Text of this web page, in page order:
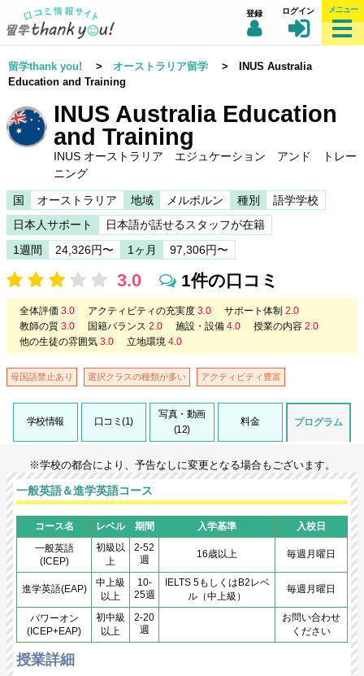
登録 ログイン メニュー
留学thank you! > オーストラリア留学 > INUS Australia
Education and Training
INUS Australia Education
and Training
INUS オーストラリア エジュケーション アンド トレー
ニング
国 オーストラリア 地域 メルボルン 種別
語学学校
日本人サポート
日本語が話せるスタッフが在籍
1週間
24,326円〜 1ヶ月 97,306円〜
3.0 1件の口コミ
全体評価 3.0 アクティビティの充実度 3.0 サポート体制 2.0
教師の質 3.0 国籍バランス 2.0 施設・設備 4.0 授業の内容 2.0
他の生徒の雰囲気 3.0 立地環境 4.0
母国語禁止あり 選択クラスの種類が多い アクティビティ豊富
学校情報 口コミ(1)
写真・動画
(12)
料金 プログラム
※学校の都合により、予告なしに変更となる場合もございます。
一般英語＆進学英語コース
コース名 レベル 期間 入学基準
入校日
一般英語
(ICEP)
初級以
上
2-52
週
16歳以上 毎週月曜日
進学英語(EAP)
中上級
以上
10-
25週
IELTS 5もしくはB2レベ
ル（中上級）
毎週月曜日
パワーオン
(ICEP+EAP)
初中級
以上
2-20
週
お問い合わせ
ください
授業詳細